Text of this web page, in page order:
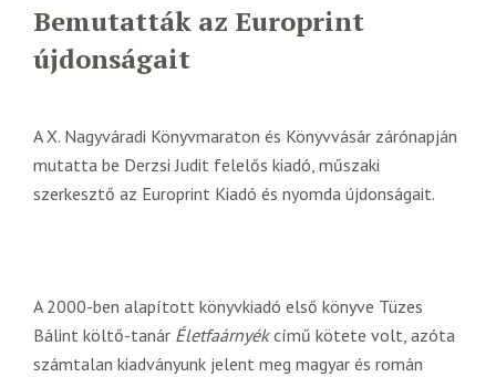
Bemutatták az Europrint
újdonságait
A X. Nagyváradi Könyvmaraton és Könyvvásár zárónapján
mutatta be Derzsi Judit felelős kiadó, műszaki
szerkesztő az Europrint Kiadó és nyomda újdonságait.
A 2000-ben alapított könyvkiadó első könyve Tüzes
Bálint költő-tanár Életfaárnyékcímű kötete volt, azóta
számtalan kiadványunk jelent meg magyar és román